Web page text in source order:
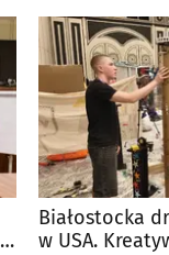
Białostocka
w USA.